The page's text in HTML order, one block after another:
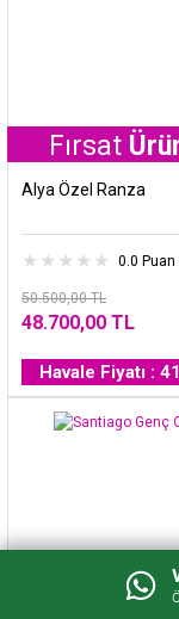
Ürünü
Alya Özel Ranza
0.0 Puan
50.500,00 TL
48.700,00 TL
Havale Fiyatı :